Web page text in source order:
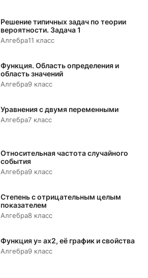
Решение типичных задач по теории
вероятности. Задача 1
Алгебра11 класс
Функция. Область определения и
область значений
Алгебра9 класс
Уравнения с двумя переменными
Алгебра7 класс
Относительная частота случайного
события
Алгебра9 класс
Степень с отрицательным целым
показателем
Алгебра8 класс
Функция y= аx2, её график и свойства
Алгебра9 класс